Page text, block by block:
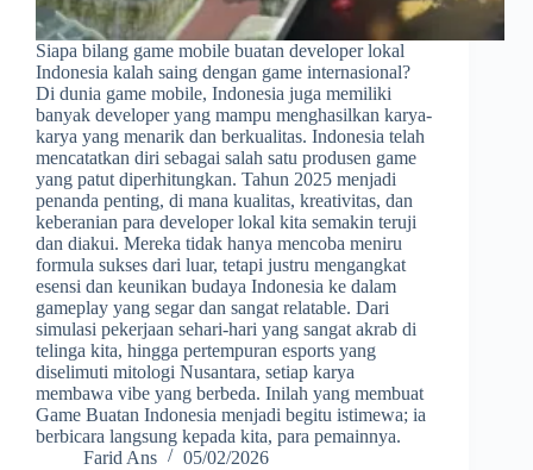
Siapa bilang game mobile buatan developer lokal
Indonesia kalah saing dengan game internasional?
Di dunia game mobile, Indonesia juga memiliki
banyak developer yang mampu menghasilkan karya-
karya yang menarik dan berkualitas. Indonesia telah
mencatatkan diri sebagai salah satu produsen game
yang patut diperhitungkan. Tahun 2025 menjadi
penanda penting, di mana kualitas, kreativitas, dan
keberanian para developer lokal kita semakin teruji
dan diakui. Mereka tidak hanya mencoba meniru
formula sukses dari luar, tetapi justru mengangkat
esensi dan keunikan budaya Indonesia ke dalam
gameplay yang segar dan sangat relatable. Dari
simulasi pekerjaan sehari-hari yang sangat akrab di
telinga kita, hingga pertempuran esports yang
diselimuti mitologi Nusantara, setiap karya
membawa vibe yang berbeda. Inilah yang membuat
Game Buatan Indonesia menjadi begitu istimewa; ia
berbicara langsung kepada kita, para pemainnya.
Farid Ans
05/02/2026